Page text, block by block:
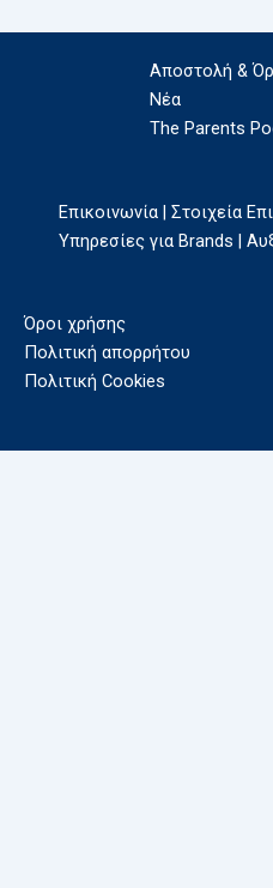
Αποστολή &
Νέα
The Parents
Επικοινωνία | Στοιχεία
Υπηρεσίες για Brands |
Όροι χρήσης
Πολιτική απορρήτου
Πολιτική Cookies